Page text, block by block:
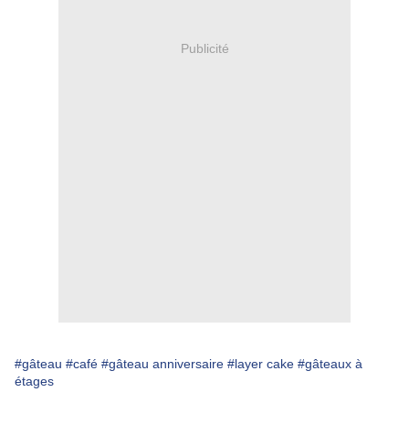
Publicité
#gâteau #café #gâteau anniversaire #layer cake #gâteaux à
étages